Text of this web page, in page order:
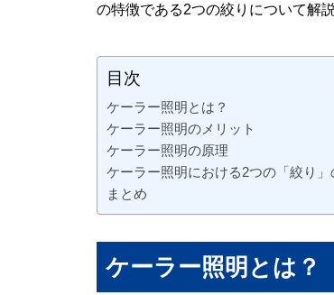
の特徴である2つの絞りについて解説
目次
ケーラー照明とは？
ケーラー照明のメリット
ケーラー照明の原理
ケーラー照明における2つの「絞り」
まとめ
ケーラー照明とは？